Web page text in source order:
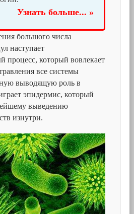
Узнать больше... »
большого числа
наступает
процесс, который вовлекает
все системы
выводящую роль в
эпидермис, который
выведению
изнутри.